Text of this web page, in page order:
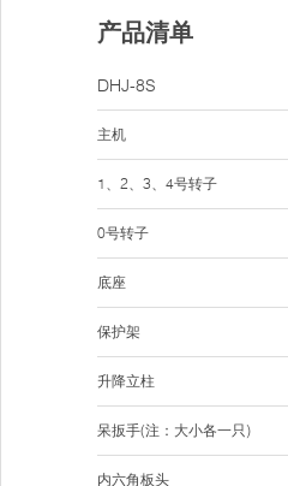
产品清单
DHJ-8S
主机
1、2、3、4号转子
0号转子
底座
保护架
升降立柱
呆扳手(注：大小各一只)
内六角板头